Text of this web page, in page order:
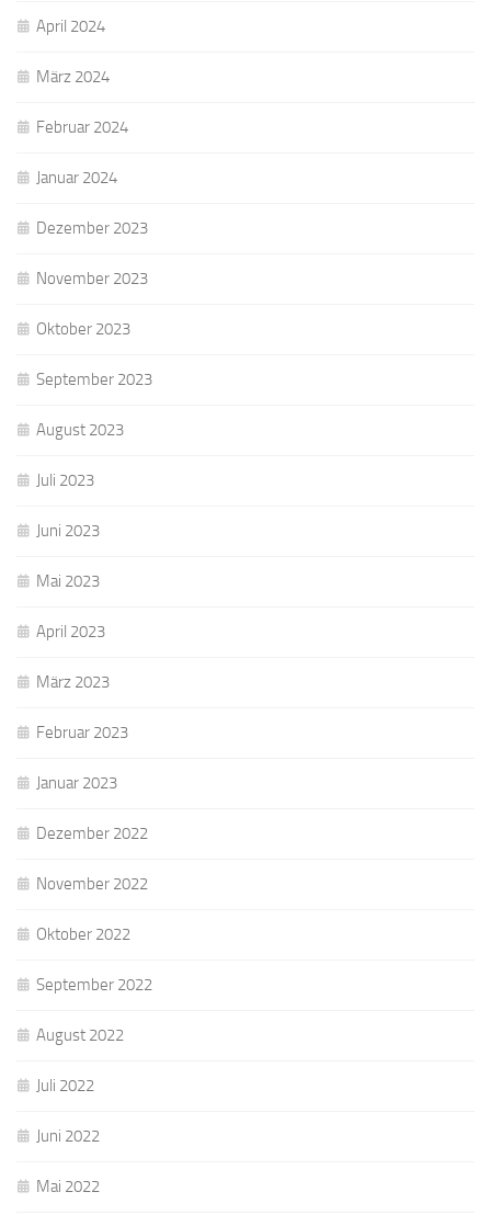
April 2024
März 2024
Februar 2024
Januar 2024
Dezember 2023
November 2023
Oktober 2023
September 2023
August 2023
Juli 2023
Juni 2023
Mai 2023
April 2023
März 2023
Februar 2023
Januar 2023
Dezember 2022
November 2022
Oktober 2022
September 2022
August 2022
Juli 2022
Juni 2022
Mai 2022